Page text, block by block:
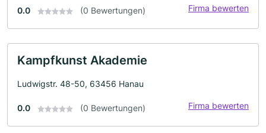
0.0 (0 Bewertungen) Firma bewerten
Kampfkunst Akademie
Ludwigstr. 48-50, 63456 Hanau
0.0 (0 Bewertungen) Firma bewerten